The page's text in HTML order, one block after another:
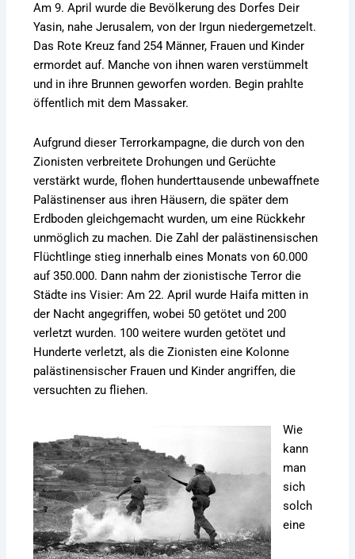
Am 9. April wurde die Bevölkerung des Dorfes Deir
Yasin, nahe Jerusalem, von der Irgun niedergemetzelt.
Das Rote Kreuz fand 254 Männer, Frauen und Kinder
ermordet auf. Manche von ihnen waren verstümmelt
und in ihre Brunnen geworfen worden. Begin prahlte
öffentlich mit dem Massaker.
Aufgrund dieser Terrorkampagne, die durch von den
Zionisten verbreitete Drohungen und Gerüchte
verstärkt wurde, flohen hunderttausende unbewaffnete
Palästinenser aus ihren Häusern, die später dem
Erdboden gleichgemacht wurden, um eine Rückkehr
unmöglich zu machen. Die Zahl der palästinensischen
Flüchtlinge stieg innerhalb eines Monats von 60.000
auf 350.000. Dann nahm der zionistische Terror die
Städte ins Visier: Am 22. April wurde Haifa mitten in
der Nacht angegriffen, wobei 50 getötet und 200
verletzt wurden. 100 weitere wurden getötet und
Hunderte verletzt, als die Zionisten eine Kolonne
palästinensischer Frauen und Kinder angriffen, die
versuchten zu fliehen.
Wie
kann
man
sich
solch
eine